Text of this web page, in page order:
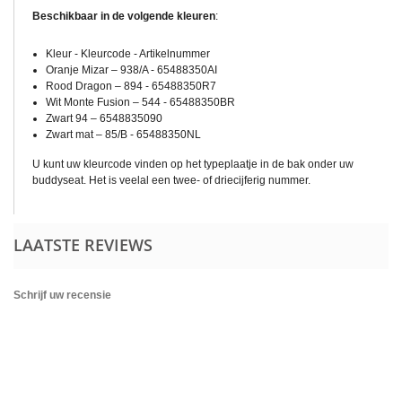
Beschikbaar in de volgende kleuren:
Kleur - Kleurcode - Artikelnummer
Oranje Mizar – 938/A - 65488350AI
Rood Dragon – 894 - 65488350R7
Wit Monte Fusion – 544 - 65488350BR
Zwart 94 – 6548835090
Zwart mat – 85/B - 65488350NL
U kunt uw kleurcode vinden op het typeplaatje in de bak onder uw
buddyseat. Het is veelal een twee- of driecijferig nummer.
LAATSTE REVIEWS
Schrijf uw recensie